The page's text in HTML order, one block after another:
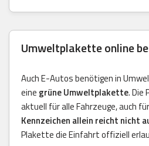
Umweltplakette online
Auch E-Autos benötigen in
eine grüne Umweltplakette. Die
aktuell für alle Fahrzeuge, auch
Kennzeichen allein reicht nicht
Plakette die Einfahrt offiziell